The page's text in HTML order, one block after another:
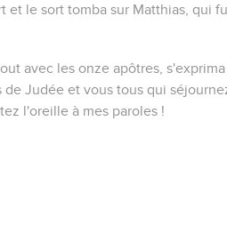
et le sort tomba sur Matthias, qui
avec les onze apôtres,
de Judée et vous tous qui
l'oreille à mes paroles !